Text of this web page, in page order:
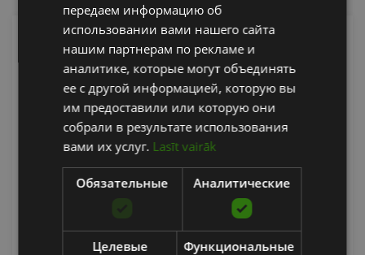
SKLZ
передаем информацию об
использовании вами нашего сайта
нашим партнерам по рекламе и
аналитике, которые могут объединять
ее с другой информацией, которую вы
им предоставили или которую они
собрали в результате использования
вами их услуг. Lasīt vairāk
Обязательные Аналитические
Целевые Функциональные